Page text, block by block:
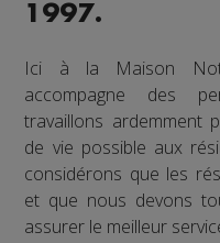
1997.
Ici à la Maison
accompagne des
travaillons ardemment
de vie possible aux
considérons que les
et que nous devons
assurer le meilleur